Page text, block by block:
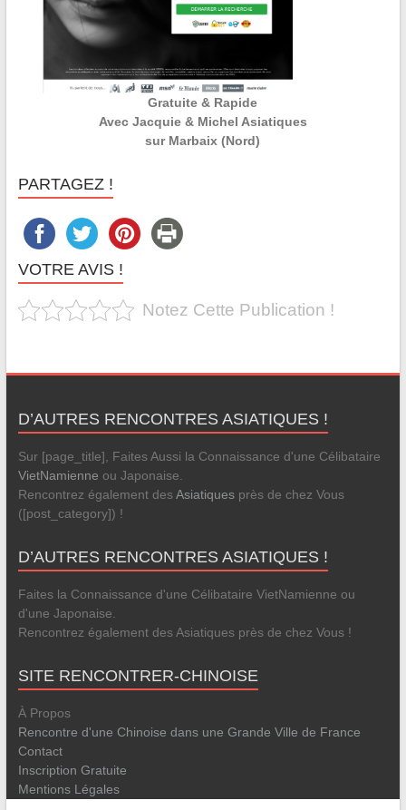
Gratuite & Rapide
Avec Jacquie & Michel Asiatiques
sur Marbaix (Nord)
PARTAGEZ !
VOTRE AVIS !
Notez Cette Publication !
D’AUTRES RENCONTRES ASIATIQUES !
Sur [page_title], Faites Aussi la Connaissance d'une Célibataire
VietNamienne ou Japonaise.
Rencontrez également desAsiatiquesprès de chez Vous
([post_category]) !
D’AUTRES RENCONTRES ASIATIQUES !
Faites la Connaissance d'une Célibataire VietNamienne ou
d'une Japonaise.
Rencontrez également des Asiatiques près de chez Vous !
SITE RENCONTRER-CHINOISE
À Propos
Rencontre d'une Chinoise dans une Grande Ville de France
Contact
Inscription Gratuite
Mentions Légales